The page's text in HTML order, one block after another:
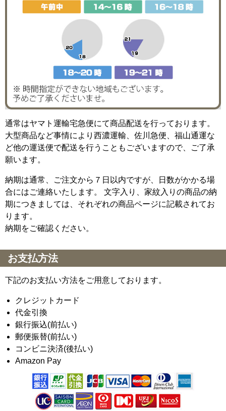
通常はヤマト運輸宅急便にて商品配送を行っております。
大型商品など事情により西濃運輸、佐川急便、福山通運な
ど他の運送便で配送を行うこともございますので、ご了承
願います。
納期は通常、ご注文から７日以内ですが、日数がかかる場
合にはご連絡いたします。 文字入り、家紋入りの商品の納
期につきましては、それぞれの商品ページに記載されてお
ります。
納期をご確認ください。
お支払方法
下記のお支払い方法をご用意しております。
クレジットカード
代金引換
銀行振込(前払い)
郵便振替(前払い)
コンビニ決済(後払い)
Amazon Pay